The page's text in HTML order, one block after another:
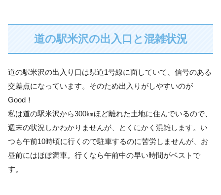
道の駅米沢の出入口と混雑状況
道の駅米沢の出入り口は県道1号線に面していて、信号のある
交差点になっています。そのため出入りがしやすいのが
Good！
私は道の駅米沢から300㎞ほど離れた土地に住んでいるので、
週末の状況しかわかりませんが、とくにかく混雑します。い
つも午前10時頃に行くので駐車するのに苦労しませんが、お
昼前にはほぼ満車。行くなら午前中の早い時間がベストで
す。